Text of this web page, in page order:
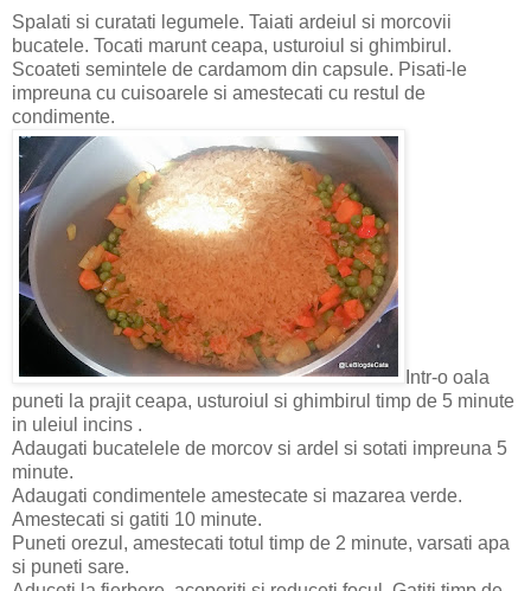
Spalati si curatati legumele. Taiati ardeiul si morcovii
bucatele. Tocati marunt ceapa, usturoiul si ghimbirul.
Scoateti semintele de cardamom din capsule. Pisati-le
impreuna cu cuisoarele si amestecati cu restul de
condimente.
Intr-o oala
puneti la prajit ceapa, usturoiul si ghimbirul timp de 5 minute
in uleiul incins .
Adaugati bucatelele de morcov si ardel si sotati impreuna 5
minute.
Adaugati condimentele amestecate si mazarea verde.
Amestecati si gatiti 10 minute.
Puneti orezul, amestecati totul timp de 2 minute, varsati apa
si puneti sare.